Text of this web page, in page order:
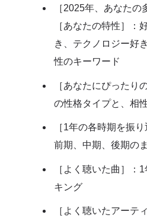
［2025年、あなたの
［あなたの特性］：
き、テクノロジー好
性のキーワード
［あなたにぴったり
の性格タイプと、相
［1年の各時期を振
前期、中期、後期の
［よく聴いた曲］：
キング
［よく聴いたアーテ